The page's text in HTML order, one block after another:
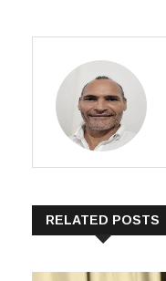
RELATED POSTS